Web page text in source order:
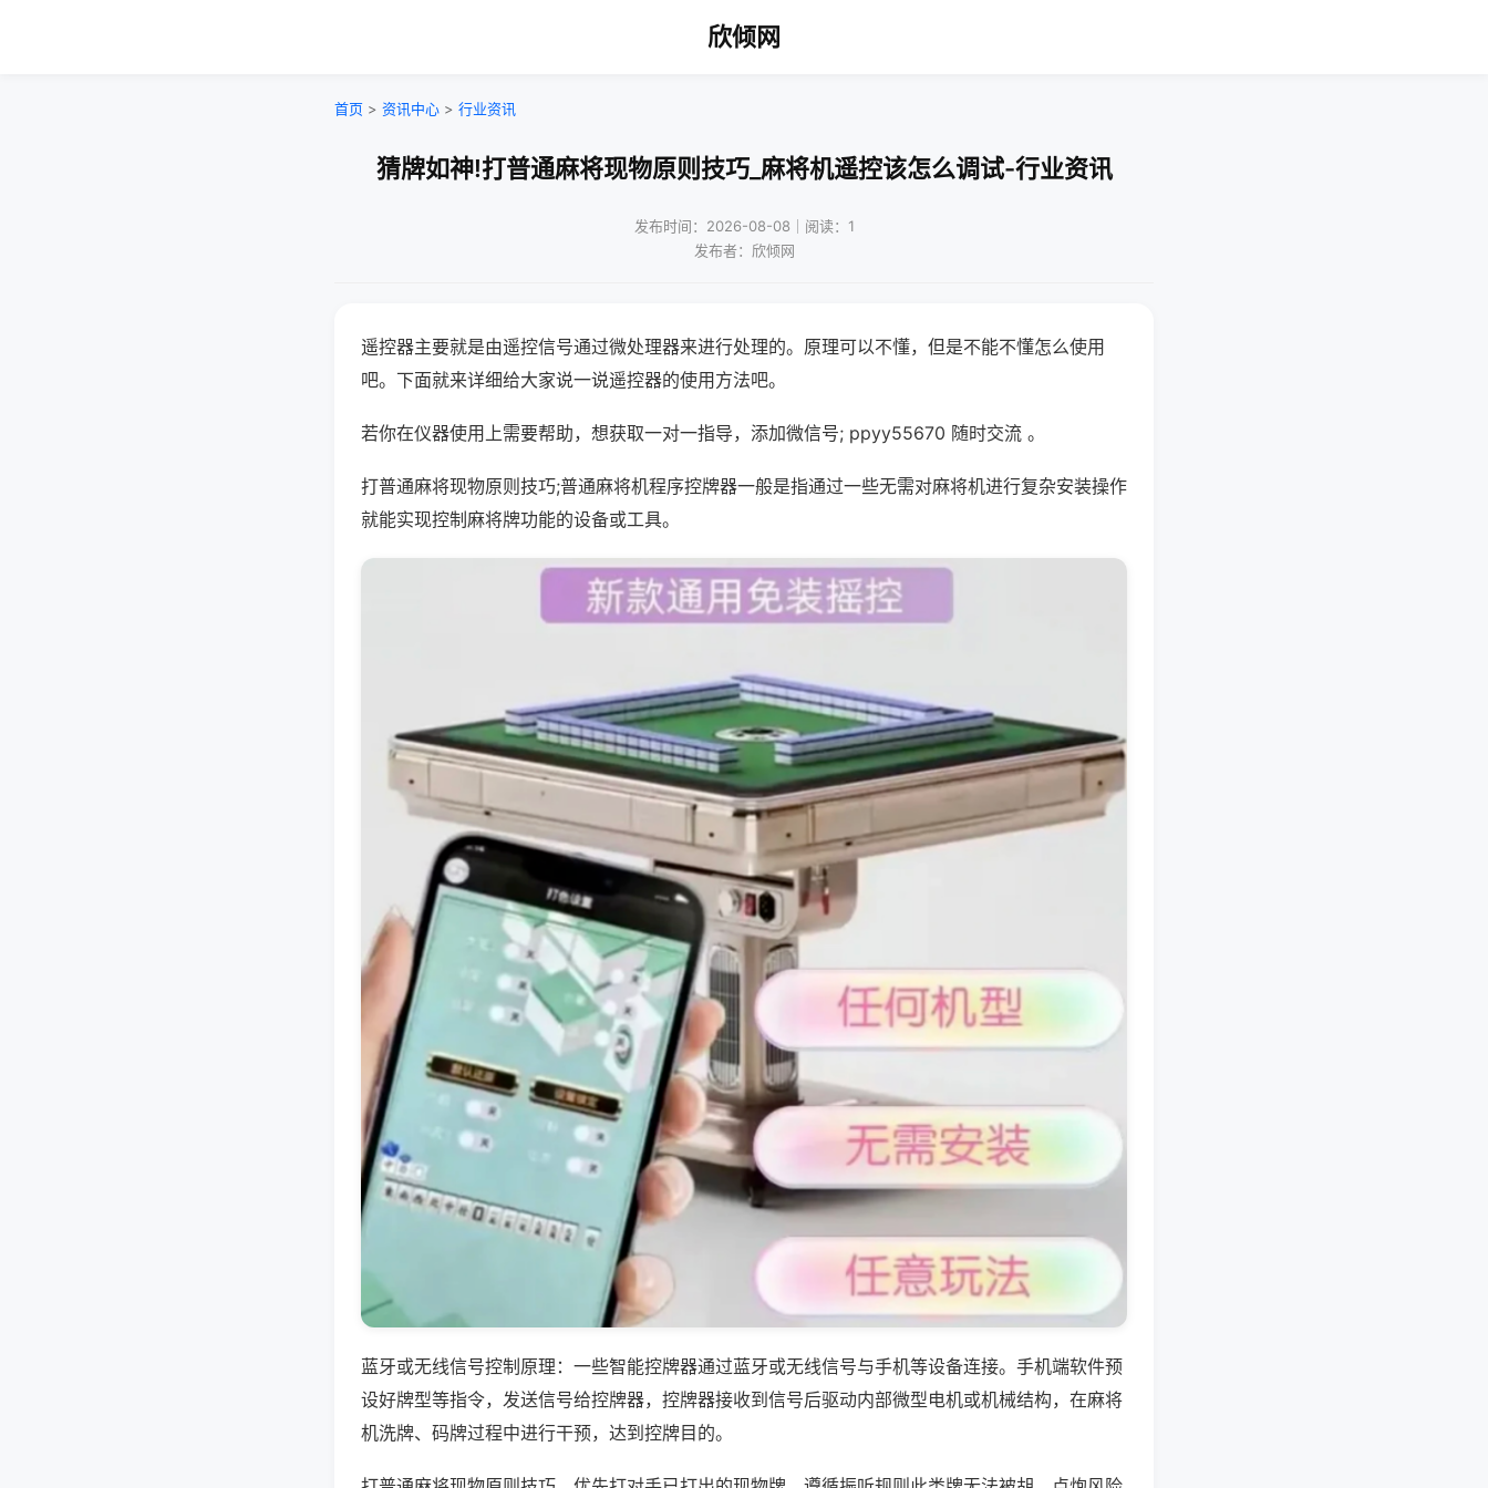
欣倾网
首页 > 资讯中心 > 行业资讯
猜牌如神!打普通麻将现物原则技巧_麻将机遥控该怎么调试-行业资讯
发布时间：2026-08-08｜阅读：1
发布者：欣倾网
遥控器主要就是由遥控信号通过微处理器来进行处理的。原理可以不懂，但是不能不懂怎么使用
吧。下面就来详细给大家说一说遥控器的使用方法吧。
若你在仪器使用上需要帮助，想获取一对一指导，添加微信号; ppyy55670 随时交流 。
打普通麻将现物原则技巧;普通麻将机程序控牌器一般是指通过一些无需对麻将机进行复杂安装操作
就能实现控制麻将牌功能的设备或工具。
蓝牙或无线信号控制原理：一些智能控牌器通过蓝牙或无线信号与手机等设备连接。手机端软件预
设好牌型等指令，发送信号给控牌器，控牌器接收到信号后驱动内部微型电机或机械结构，在麻将
机洗牌、码牌过程中进行干预，达到控牌目的。